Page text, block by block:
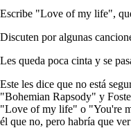
Escribe "Love of my life",
Discuten por algunas
Les queda poca cinta y se
Este les dice que no está
"Bohemian Rapsody" y
"Love of my life" o "You're
él que no, pero habría que